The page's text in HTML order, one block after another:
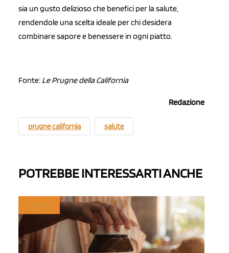
sia un gusto delizioso che benefici per la salute,
rendendole una scelta ideale per chi desidera
combinare sapore e benessere in ogni piatto.
Fonte: Le Prugne della California
Redazione
prugne california salute
POTREBBE INTERESSARTI ANCHE